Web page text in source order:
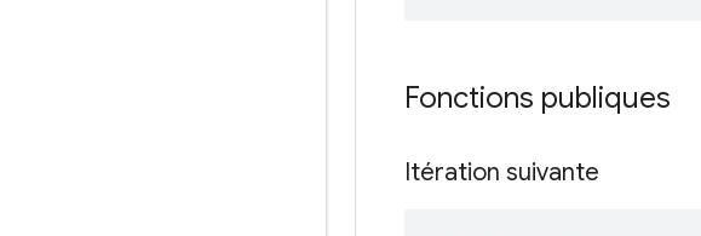
Fonctions publiques
Itération suivante